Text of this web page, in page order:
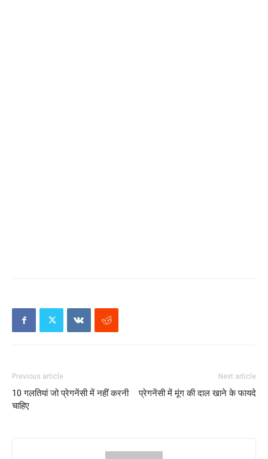
Previous article
10 गलतियां जो प्रेगनेंसी में नहीं करनी
चाहिए
Next article
प्रेगनेंसी में मूंग की दाल खाने के फायदे